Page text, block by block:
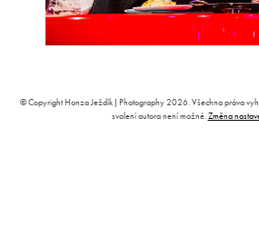
© Copyright Honza Ježdík | Photography 2026. Všechna práva
svolení autora není možné.Změna